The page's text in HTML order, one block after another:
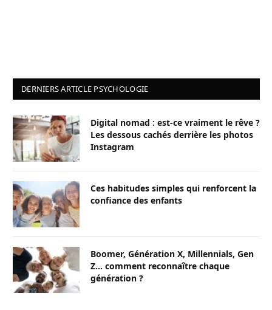
DERNIERS ARTICLE PSYCHOLOGIE
Digital nomad : est-ce vraiment le rêve ?
Les dessous cachés derrière les photos
Instagram
Ces habitudes simples qui renforcent la
confiance des enfants
Boomer, Génération X, Millennials, Gen
Z… comment reconnaître chaque
génération ?